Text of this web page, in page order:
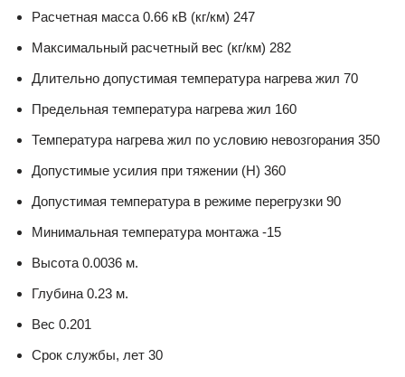
Расчетная масса 0.66 кВ (кг/км) 247
Максимальный расчетный вес (кг/км) 282
Длительно допустимая температура нагрева жил 70
Предельная температура нагрева жил 160
Температура нагрева жил по условию невозгорания 350
Допустимые усилия при тяжении (Н) 360
Допустимая температура в режиме перегрузки 90
Минимальная температура монтажа -15
Высота 0.0036 м.
Глубина 0.23 м.
Вес 0.201
Срок службы, лет 30